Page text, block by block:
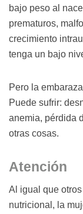
bajo peso al
prematuros,
crecimiento
tenga un bajo
Pero la
Puede sufrir:
anemia, pérdida
otras cosas.
Atención
Al igual que
nutricional, la